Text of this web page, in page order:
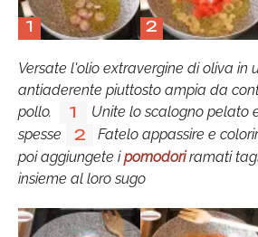
1 2
Versate l'olio extravergine di oliva in
antiaderente piuttosto ampia da
pollo.
1
Unite lo scalogno pelato
spesse
2
Fatelo appassire e
poi aggiungete ipomodoriramati
insieme al loro sugo